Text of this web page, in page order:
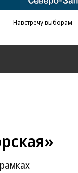
Навстречу выборам